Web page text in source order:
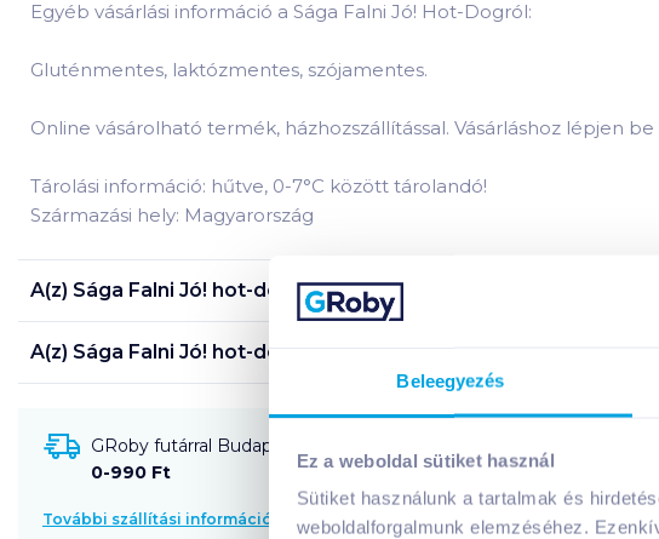
Beleegyezés
Ez a weboldal sütiket használ
Sütiket használunk a tartalmak és
weboldalforgalmunk elemzéséhez.
Egyéb vásárlási információ a Sága Falni Jó! Hot-Dogról:
Gluténmentes, laktózmentes, szójamentes.
Online vásárolható termék, házhozszállítással. Vásárláshoz lépjen
Tárolási információ: hűtve, 0-7°C között tárolandó!
Származási hely: Magyarország
A(z) Sága Falni Jó! hot-dog 140 g eredeti füstölt gluténmentes,
A(z) Sága Falni Jó! hot-dog 140 g eredeti füstölt gluténmentes,
GRoby futárral Budapestre és környékére szállítható
0-990 Ft
További szállítási információk